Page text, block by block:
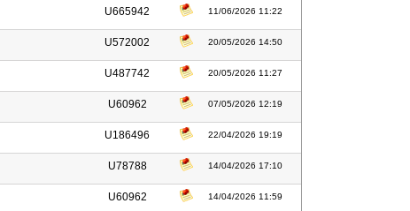
U665942 11/06/2026 11:22
U572002 20/05/2026 14:50
U487742 20/05/2026 11:27
U60962 07/05/2026 12:19
U186496 22/04/2026 19:19
U78788 14/04/2026 17:10
U60962 14/04/2026 11:59